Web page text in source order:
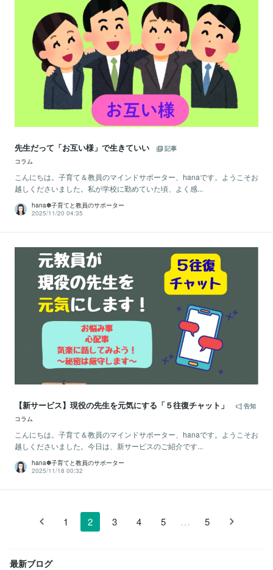
先生だって「お互い様」で生きていい
記事
コラム
こんにちは。子育て＆教員のマインドサポーター、hanaです。ようこそお
越しくださいました。私が学校に勤めていた頃、よく感...
hana✽子育てと教員のサポーター
2025/11/20 04:35
【新サービス】現役の先生を元気にする「５往復チャット」
告知
コラム
こんにちは。子育て＆教員のマインドサポーター、hanaです。ようこそお
越しくださいました。今日は、新サービスのご紹介です...
hana✽子育てと教員のサポーター
2025/11/18 00:32
1 2 3 4 5 … 5
最新ブログ